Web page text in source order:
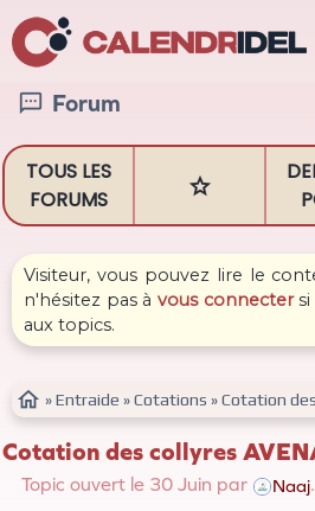
 Forum
TOUS LES
FORUMS

Visiteur, vous pouvez lire le
n'hésitez pas à vous connectersi
aux topics.
 »Entraide »Cotations »Cotation
Cotation des collyres
Topic ouvert le 30 Juin par Naaj.